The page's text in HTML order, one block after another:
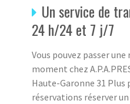
Un service de
24 h/24 et 7 j/7
Vous pouvez passer
moment chez
Haute-Garonne 31 Plus
réservations réserver